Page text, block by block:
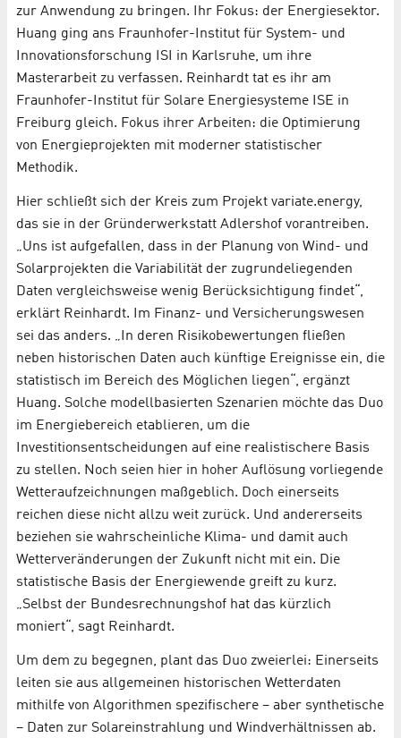
zur Anwendung zu bringen. Ihr Fokus: der Energiesektor.
Huang ging ans Fraunhofer-Institut für System- und
Innovationsforschung ISI in Karlsruhe, um ihre
Masterarbeit zu verfassen. Reinhardt tat es ihr am
Fraunhofer-Institut für Solare Energiesysteme ISE in
Freiburg gleich. Fokus ihrer Arbeiten: die Optimierung
von Energieprojekten mit moderner statistischer
Methodik.
Hier schließt sich der Kreis zum Projekt variate.energy,
das sie in der Gründerwerkstatt Adlershof vorantreiben.
„Uns ist aufgefallen, dass in der Planung von Wind- und
Solarprojekten die Variabilität der zugrundeliegenden
Daten vergleichsweise wenig Berücksichtigung findet“,
erklärt Reinhardt. Im Finanz- und Versicherungswesen
sei das anders. „In deren Risikobewertungen fließen
neben historischen Daten auch künftige Ereignisse ein, die
statistisch im Bereich des Möglichen liegen“, ergänzt
Huang. Solche modellbasierten Szenarien möchte das Duo
im Energiebereich etablieren, um die
Investitionsentscheidungen auf eine realistischere Basis
zu stellen. Noch seien hier in hoher Auflösung vorliegende
Wetteraufzeichnungen maßgeblich. Doch einerseits
reichen diese nicht allzu weit zurück. Und andererseits
beziehen sie wahrscheinliche Klima- und damit auch
Wetterveränderungen der Zukunft nicht mit ein. Die
statistische Basis der Energiewende greift zu kurz.
„Selbst der Bundesrechnungshof hat das kürzlich
moniert“, sagt Reinhardt.
Um dem zu begegnen, plant das Duo zweierlei: Einerseits
leiten sie aus allgemeinen historischen Wetterdaten
mithilfe von Algorithmen spezifischere – aber synthetische
– Daten zur Solareinstrahlung und Windverhältnissen ab.